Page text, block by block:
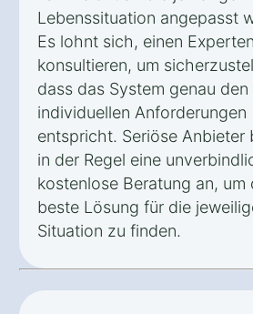
Lebenssituation angepasst
Es lohnt sich, einen
konsultieren, um
dass das System genau den
individuellen Anforderungen
entspricht. Seriöse Anbieter
in der Regel eine
kostenlose Beratung an, um
beste Lösung für die
Situation zu finden.